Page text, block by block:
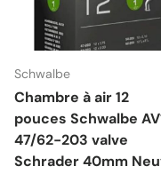
Schwalbe
Chambre à air 12
pouces Schwalbe
47/62-203 valve
Schrader 40mm